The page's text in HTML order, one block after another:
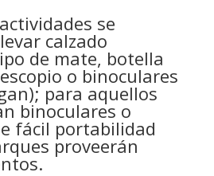
se
calzado
de mate, botella
o binoculares
para aquellos
binoculares o
fácil portabilidad
proveerán